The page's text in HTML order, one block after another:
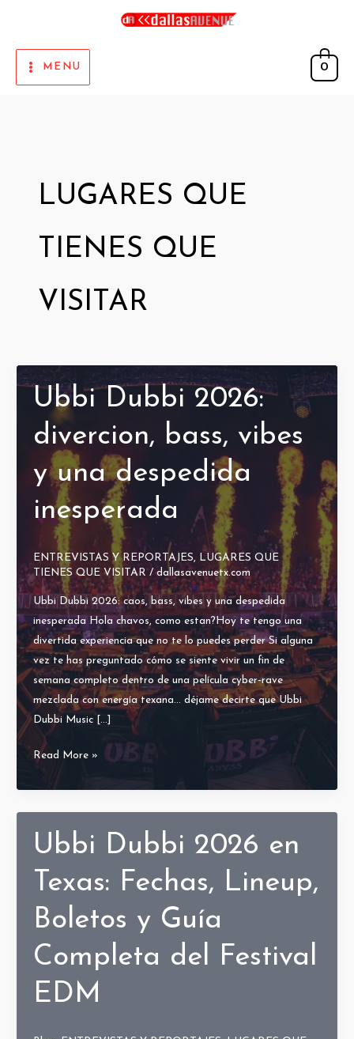
content
MENU
0
LUGARES QUE
TIENES QUE
VISITAR
Ubbi Dubbi 2026:
divercion, bass, vibes
y una despedida
inesperada
ENTREVISTAS Y REPORTAJES,
LUGARES QUE
TIENES QUE VISITAR/dallasavenuetx.com
Ubbi Dubbi 2026: caos, bass, vibes y una despedida
inesperada Hola chavos, como estan?Hoy te tengo una
divertida experiencia que no te lo puedes perder Si alguna
vez te has preguntado cómo se siente vivir un fin de
semana completo dentro de una película cyber-rave
mezclada con energía texana… déjame decirte que Ubbi
Dubbi Music […]
Ubbi
divercion,
bass,
vibes
y
una
despedida
Read More »
Ubbi Dubbi 2026 en
Texas: Fechas, Lineup,
Boletos y Guía
Completa del Festival
EDM